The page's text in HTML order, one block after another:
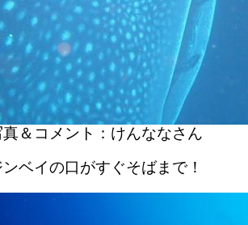
真＆コメント：けんななさん
ンベイの口がすぐそばまで！